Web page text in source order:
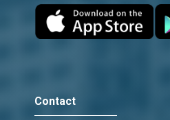
Contact